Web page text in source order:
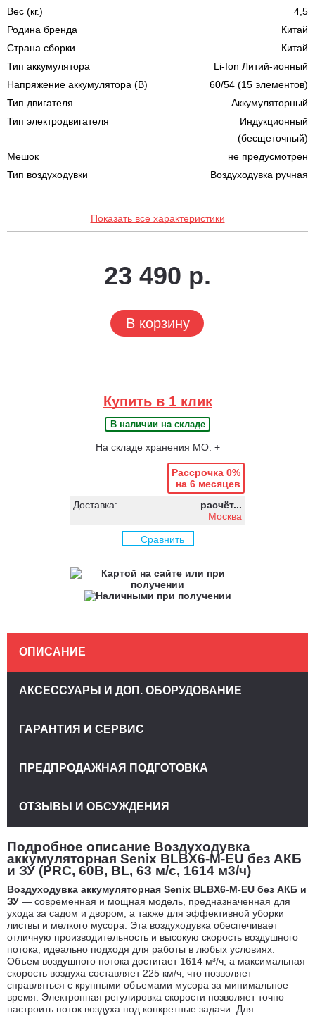
Вес (кг.)
4,5
Родина бренда
Китай
Страна сборки
Китай
Тип аккумулятора
Li-Ion Литий-ионный
Напряжение аккумулятора (В)
60/54 (15 элементов)
Тип двигателя
Аккумуляторный
Тип электродвигателя
Индукционный
(бесщеточный)
Мешок
не предусмотрен
Тип воздуходувки
Воздуходувка ручная
Показать все характеристики
23 490 р.
В корзину
Купить в 1 клик
В наличии на складе
На складе хранения МО: +
Рассрочка 0%
на 6 месяцев
Доставка:
расчёт...
Москва
Сравнить
Подробное описание Воздуходувка
аккумуляторная Senix BLBX6-M-EU без АКБ
и ЗУ (PRC, 60В, BL, 63 м/с, 1614 м3/ч)
Воздуходувка аккумуляторная Senix BLBX6-M-EU без АКБ и
ЗУ — современная и мощная модель, предназначенная для
ухода за садом и двором, а также для эффективной уборки
листвы и мелкого мусора. Эта воздуходувка обеспечивает
отличную производительность и высокую скорость воздушного
потока, идеально подходя для работы в любых условиях.
Объем воздушного потока достигает 1614 м³/ч, а максимальная
скорость воздуха составляет 225 км/ч, что позволяет
справляться с крупными объемами мусора за минимальное
время. Электронная регулировка скорости позволяет точно
настроить поток воздуха под конкретные задачи. Для
ОПИСАНИЕ
АКСЕССУАРЫ И ДОП. ОБОРУДОВАНИЕ
ГАРАНТИЯ И СЕРВИС
ПРЕДПРОДАЖНАЯ ПОДГОТОВКА
ОТЗЫВЫ И ОБСУЖДЕНИЯ